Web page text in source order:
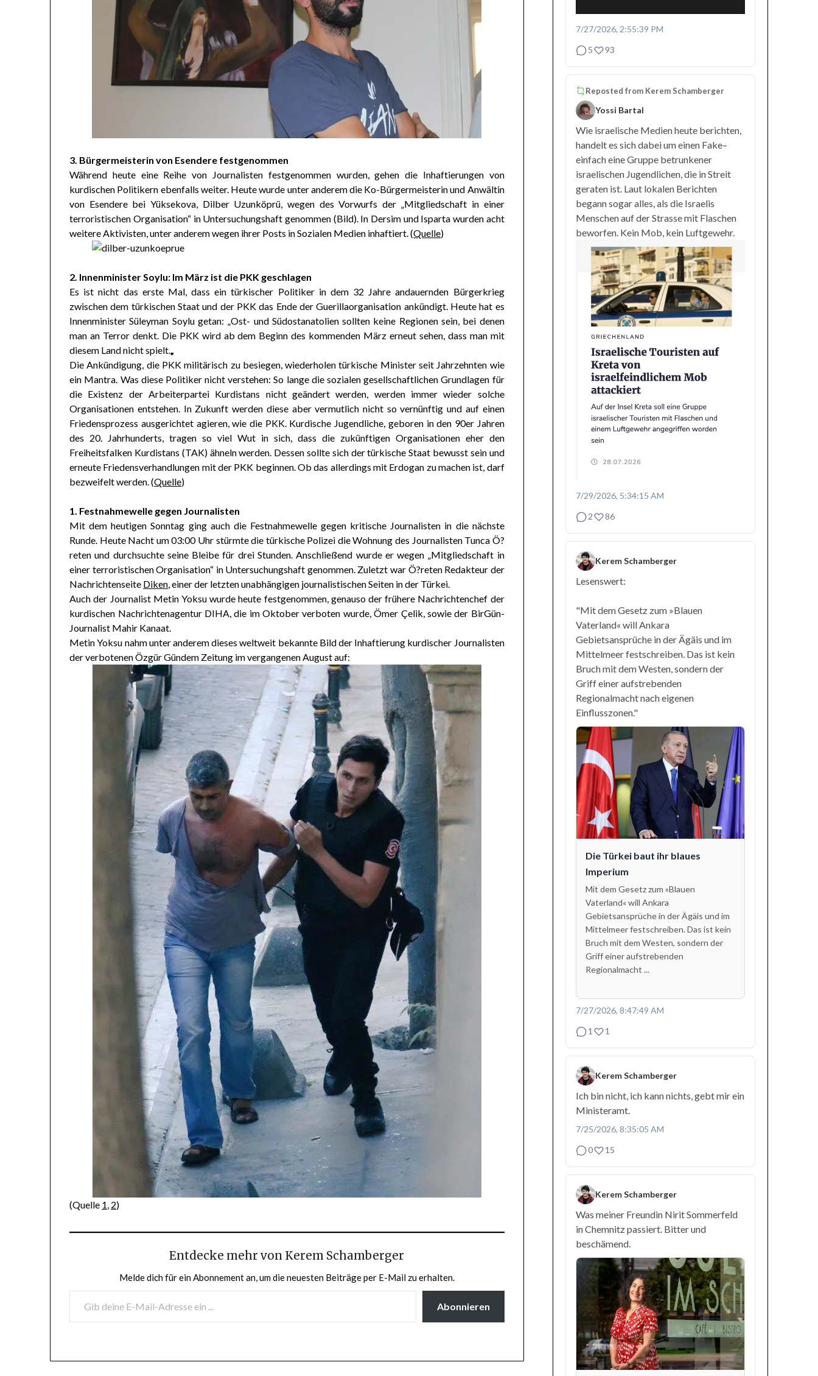
3. Bürgermeisterin von Esendere festgenommen
Während heute eine Reihe von Journalisten festgenommen wurden, gehen die Inhaftierungen von
kurdischen Politikern ebenfalls weiter. Heute wurde unter anderem die Ko-Bürgermeisterin und Anwältin
von Esendere bei Yüksekova, Dilber Uzunköprü, wegen des Vorwurfs der „Mitgliedschaft in einer
terroristischen Organisation“ in Untersuchungshaft genommen (Bild). In Dersim und Isparta wurden acht
weitere Aktivisten, unter anderem wegen ihrer Posts in Sozialen Medien inhaftiert. (Quelle)
2. Innenminister Soylu: Im März ist die PKK geschlagen
Es ist nicht das erste Mal, dass ein türkischer Politiker in dem 32 Jahre andauernden Bürgerkrieg
zwischen dem türkischen Staat und der PKK das Ende der Guerillaorganisation ankündigt. Heute hat es
Innenminister Süleyman Soylu getan: „Ost- und Südostanatolien sollten keine Regionen sein, bei denen
man an Terror denkt. Die PKK wird ab dem Beginn des kommenden März erneut sehen, dass man mit
diesem Land nicht spielt.„
Die Ankündigung, die PKK militärisch zu besiegen, wiederholen türkische Minister seit Jahrzehnten wie
ein Mantra. Was diese Politiker nicht verstehen: So lange die sozialen gesellschaftlichen Grundlagen für
die Existenz der Arbeiterpartei Kurdistans nicht geändert werden, werden immer wieder solche
Organisationen entstehen. In Zukunft werden diese aber vermutlich nicht so vernünftig und auf einen
Friedensprozess ausgerichtet agieren, wie die PKK. Kurdische Jugendliche, geboren in den 90er Jahren
des 20. Jahrhunderts, tragen so viel Wut in sich, dass die zukünftigen Organisationen eher den
Freiheitsfalken Kurdistans (TAK) ähneln werden. Dessen sollte sich der türkische Staat bewusst sein und
erneute Friedensverhandlungen mit der PKK beginnen. Ob das allerdings mit Erdogan zu machen ist, darf
bezweifelt werden. (Quelle)
1. Festnahmewelle gegen Journalisten
Mit dem heutigen Sonntag ging auch die Festnahmewelle gegen kritische Journalisten in die nächste
Runde. Heute Nacht um 03:00 Uhr stürmte die türkische Polizei die Wohnung des Journalisten Tunca Ö?
reten und durchsuchte seine Bleibe für drei Stunden. Anschließend wurde er wegen „Mitgliedschaft in
einer terroristischen Organisation“ in Untersuchungshaft genommen. Zuletzt war Ö?reten Redakteur der
Nachrichtenseite Diken, einer der letzten unabhängigen journalistischen Seiten in der Türkei.
Auch der Journalist Metin Yoksu wurde heute festgenommen, genauso der frühere Nachrichtenchef der
kurdischen Nachrichtenagentur DIHA, die im Oktober verboten wurde, Ömer Çelik, sowie der BirGün-
Journalist Mahir Kanaat.
Metin Yoksu nahm unter anderem dieses weltweit bekannte Bild der Inhaftierung kurdischer Journalisten
der verbotenen Özgür Gündem Zeitung im vergangenen August auf:
(Quelle 1, 2)
Entdecke mehr von Kerem Schamberger
Melde dich für ein Abonnement an, um die neuesten Beiträge per E-Mail zu erhalten.
GIB DEINE E-MAIL-ADRESSE EIN ...
Abonnieren
7/27/2026, 2:55:39 PM
5
93
Reposted from Kerem Schamberger
Yossi Bartal
Wie israelische Medien heute berichten,
handelt es sich dabei um einen Fake–
einfach eine Gruppe betrunkener
israelischen Jugendlichen, die in Streit
geraten ist. Laut lokalen Berichten
begann sogar alles, als die Israelis
Menschen auf der Strasse mit Flaschen
beworfen. Kein Mob, kein Luftgewehr.
7/29/2026, 5:34:15 AM
2
86
Kerem Schamberger
Lesenswert:
"Mit dem Gesetz zum »Blauen
Vaterland« will Ankara
Gebietsansprüche in der Ägäis und im
Mittelmeer festschreiben. Das ist kein
Bruch mit dem Westen, sondern der
Griff einer aufstrebenden
Regionalmacht nach eigenen
Einflusszonen."
Die Türkei baut ihr blaues
Imperium
Mit dem Gesetz zum »Blauen
Vaterland« will Ankara
Gebietsansprüche in der Ägäis und im
Mittelmeer festschreiben. Das ist kein
Bruch mit dem Westen, sondern der
Griff einer aufstrebenden
Regionalmacht ...
7/27/2026, 8:47:49 AM
1
1
Kerem Schamberger
Ich bin nicht, ich kann nichts, gebt mir ein
Ministeramt.
7/25/2026, 8:35:05 AM
0
15
Kerem Schamberger
Was meiner Freundin Nirit Sommerfeld
in Chemnitz passiert. Bitter und
beschämend.